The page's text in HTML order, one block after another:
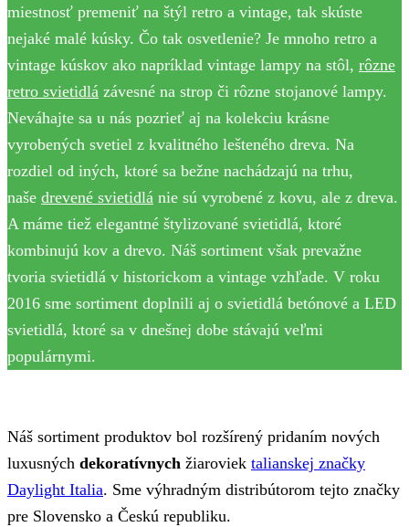
miestnosť premeniť na štýl retro a vintage, tak skúste
nejaké malé kúsky. Čo tak osvetlenie? Je mnoho retro a
vintage kúskov ako napríklad vintage lampy na stôl, rôzne
retro svietidlá závesné na strop či rôzne stojanové lampy.
Neváhajte sa u nás pozrieť aj na kolekciu krásne
vyrobených svetiel z kvalitného lešteného dreva. Na
rozdiel od iných, ktoré sa bežne nachádzajú na trhu,
naše drevené svietidlá nie sú vyrobené z kovu, ale z dreva.
A máme tiež elegantné štylizované svietidlá, ktoré
kombinujú kov a drevo. Náš sortiment však prevažne
tvoria svietidlá v historickom a vintage vzhľade. V roku
2016 sme sortiment doplnili aj o svietidlá betónové a LED
svietidlá, ktoré sa v dnešnej dobe stávajú veľmi
populárnymi.
Náš sortiment produktov bol rozšírený pridaním nových
luxusných dekoratívnych žiaroviek talianskej značky
Daylight Italia. Sme výhradným distribútorom tejto značky
pre Slovensko a Českú republiku.